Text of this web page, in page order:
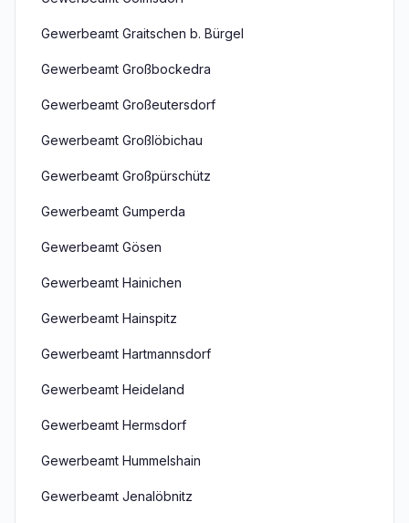
Gewerbeamt Graitschen b. Bürgel
Gewerbeamt Großbockedra
Gewerbeamt Großeutersdorf
Gewerbeamt Großlöbichau
Gewerbeamt Großpürschütz
Gewerbeamt Gumperda
Gewerbeamt Gösen
Gewerbeamt Hainichen
Gewerbeamt Hainspitz
Gewerbeamt Hartmannsdorf
Gewerbeamt Heideland
Gewerbeamt Hermsdorf
Gewerbeamt Hummelshain
Gewerbeamt Jenalöbnitz